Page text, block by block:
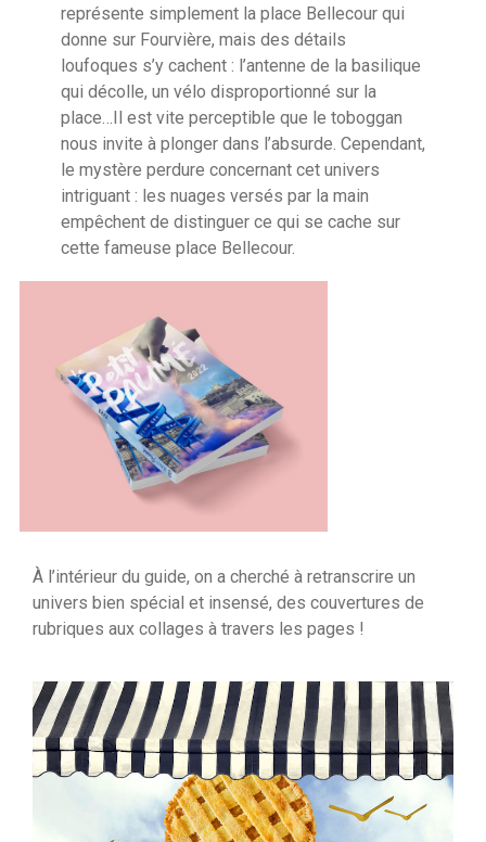
représente simplement la place Bellecour qui
donne sur Fourvière, mais des détails
loufoques s’y cachent : l’antenne de la basilique
qui décolle, un vélo disproportionné sur la
place…Il est vite perceptible que le toboggan
nous invite à plonger dans l’absurde. Cependant,
le mystère perdure concernant cet univers
intriguant : les nuages versés par la main
empêchent de distinguer ce qui se cache sur
cette fameuse place Bellecour.
À l’intérieur du guide, on a cherché à retranscrire un
univers bien spécial et insensé, des couvertures de
rubriques aux collages à travers les pages !